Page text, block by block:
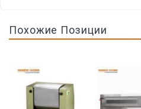
Похожие Позиции